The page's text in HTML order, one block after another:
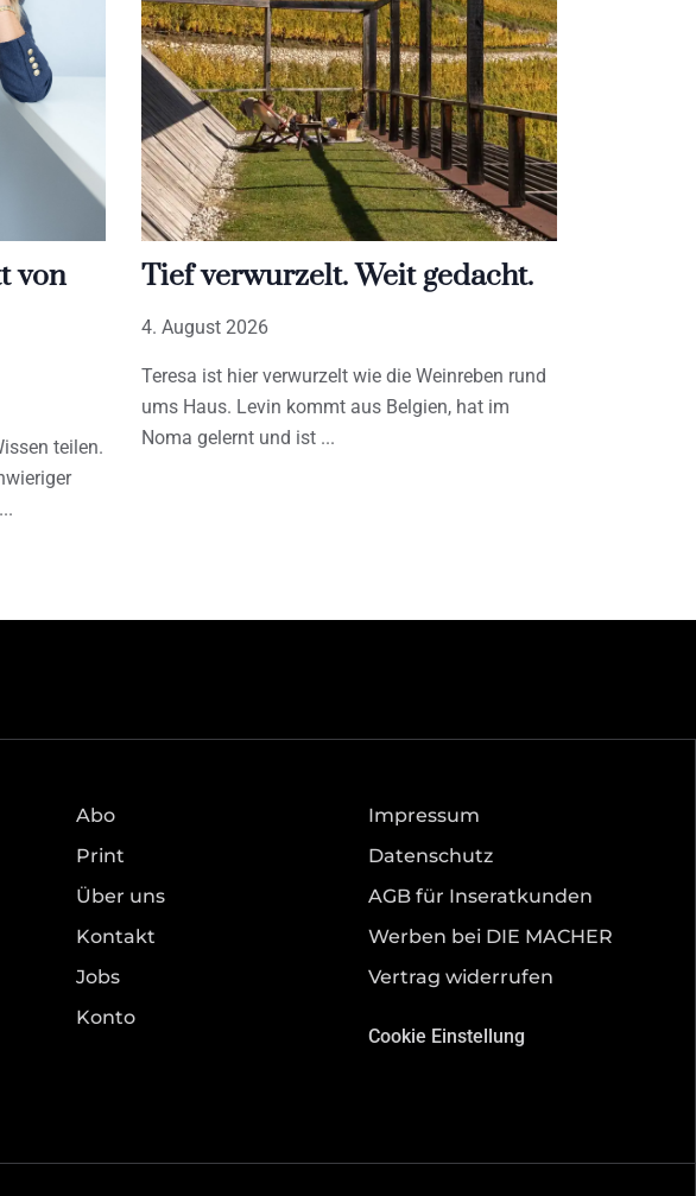
von
teilen.
Tief verwurzelt. Weit gedacht.
4. August 2026
Teresa ist hier verwurzelt wie die Weinreben rund
ums Haus. Levin kommt aus Belgien, hat im
Noma gelernt und ist
Abo
Print
Über uns
Kontakt
Jobs
Konto
Impressum
Datenschutz
AGB für Inseratkunden
Werben bei DIE MACHER
Vertrag widerrufen
Cookie Einstellung